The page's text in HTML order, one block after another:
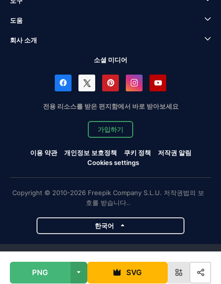
PNG SVG
도움
회사 소개
소셜 미디어
전용 리소스를 받은 편지함에서 바로 받아보세요
가입하기
이용 약관 개인정보 보호정책 쿠키 정책
저작권 알림
Cookies settings
Copyright © 2010-2026 Freepik Company S.L.U. 저작권법의 보
호를 받습니다..
한국어